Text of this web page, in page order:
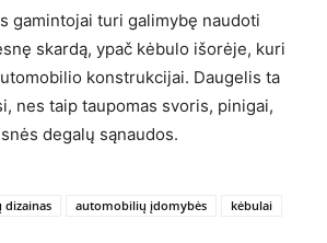
gamintojai turi galimybę naudoti
skardą, ypač kėbulo išorėje, kuri
konstrukcijai. Daugelis ta
nes taip taupomas svoris, pinigai,
degalų sąnaudos.
automobilių įdomybės kėbulai